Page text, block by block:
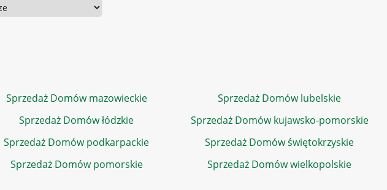
Sprzedaż Domów mazowieckie
Sprzedaż Domów lubelskie
Sprzedaż Domów łódzkie
Sprzedaż Domów kujawsko-pomorskie
Sprzedaż Domów podkarpackie
Sprzedaż Domów świętokrzyskie
Sprzedaż Domów pomorskie Sprzedaż Domów wielkopolskie